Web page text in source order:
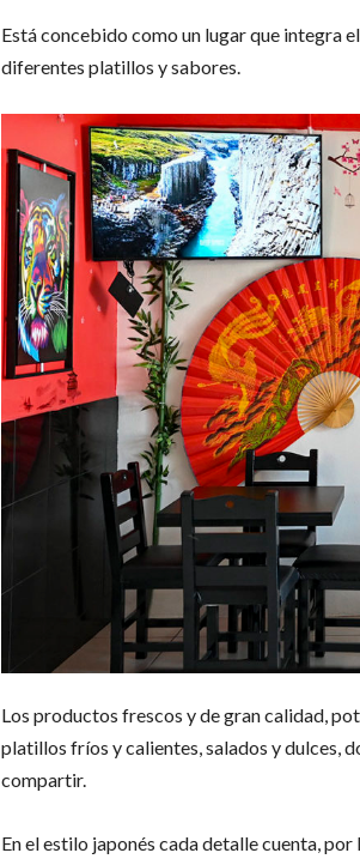
Está concebido como un lugar que integra
diferentes platillos y sabores.
Los productos frescos y de gran calidad,
platillos fríos y calientes, salados y dulces,
compartir.
En el estilo japonés cada detalle cuenta,